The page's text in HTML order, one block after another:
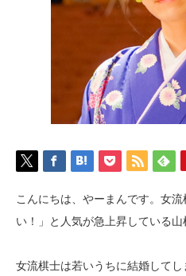
こんにちは、やーまんです。女
い！」と人気が急上昇している山
女流棋士は若いうちに結婚して